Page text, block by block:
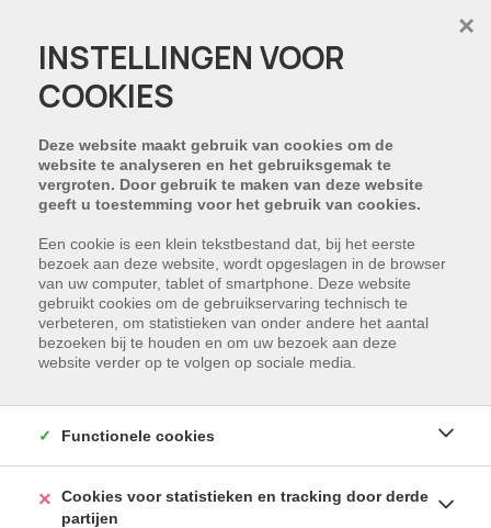
SCHRIJF U IN
Marktplein 22/001
9940 Ertvelde
09 395 80 10
INSTELLINGEN VOOR
COOKIES
Deze website maakt gebruik van cookies om de
website te analyseren en het gebruiksgemak te
vergroten. Door gebruik te maken van deze website
geeft u toestemming voor het gebruik van cookies.
Een cookie is een klein tekstbestand dat, bij het eerste
bezoek aan deze website, wordt opgeslagen in de browser
van uw computer, tablet of smartphone. Deze website
gebruikt cookies om de gebruikservaring technisch te
verbeteren, om statistieken van onder andere het aantal
bezoeken bij te houden en om uw bezoek aan deze
website verder op te volgen op sociale media.
×
Functionele cookies
Cookies voor statistieken en tracking door derde
partijen